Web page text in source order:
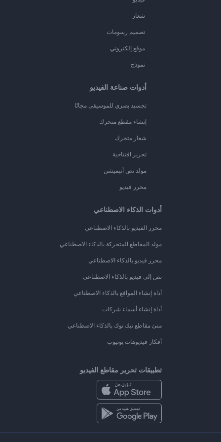
شعار
تصميم رسومات
موقع إلكتروني
نموذج
أدوات صناعة الفيديو
تجسيد بصري للموسيقى مجانًا
إنشاء مقطع متحرك
شعار متحرك
تحرير افتتاحية
مولد نص أنيميشن
محرر فيديو
أدوات الذكاء الاصطناعي
محرر الفيديو بالذكاء الاصطناعي
مولد المقاطع المتحركة بالذكاء الاصطناعي
محرر فيديو بالذكاء الاصطناعي
نص إلى فيديو بالذكاء الاصطناعي
أداة إنشاء المواقع بالذكاء الاصطناعي
أداة إنشاء أسماء شركات
منئ مقاطع تيك توك بالذكاء الاصطناعي
أفكار فيديوهات يوتيوب
تطبيقات تحرير مقاطع الفيديو